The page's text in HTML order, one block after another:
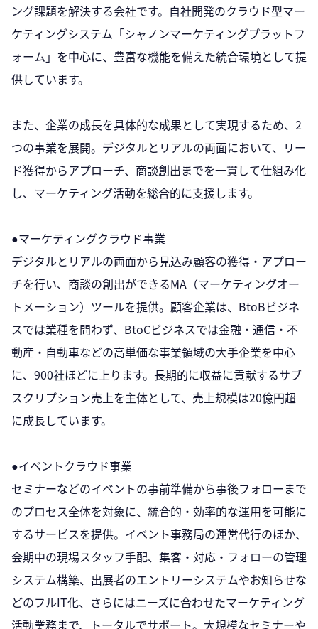
ング課題を解決する会社です。自社開発のクラウド型マー
ケティングシステム「シャノンマーケティングプラットフ
ォーム」を中心に、豊富な機能を備えた統合環境として提
供しています。
また、企業の成長を具体的な成果として実現するため、2
つの事業を展開。デジタルとリアルの両面において、リー
ド獲得からアプローチ、商談創出までを一貫して仕組み化
し、マーケティング活動を総合的に支援します。
●マーケティングクラウド事業
デジタルとリアルの両面から見込み顧客の獲得・アプロー
チを行い、商談の創出ができるMA（マーケティングオー
トメーション）ツールを提供。顧客企業は、BtoBビジネ
スでは業種を問わず、BtoCビジネスでは金融・通信・不
動産・自動車などの高単価な事業領域の大手企業を中心
に、900社ほどに上ります。長期的に収益に貢献するサブ
スクリプション売上を主体として、売上規模は20億円超
に成長しています。
●イベントクラウド事業
セミナーなどのイベントの事前準備から事後フォローまで
のプロセス全体を対象に、統合的・効率的な運用を可能に
するサービスを提供。イベント事務局の運営代行のほか、
会期中の現場スタッフ手配、集客・対応・フォローの管理
システム構築、出展者のエントリーシステムやお知らせな
どのフルIT化、さらにはニーズに合わせたマーケティング
活動業務まで、トータルでサポート。大規模なセミナーや